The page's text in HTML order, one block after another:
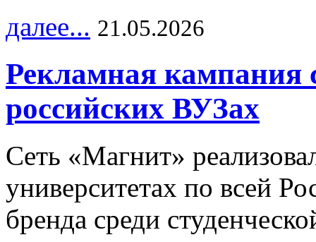
далее... 21.05.2026
Рекламная кампания
российских ВУЗах
Сеть «Магнит»
университетах по всей
бренда среди